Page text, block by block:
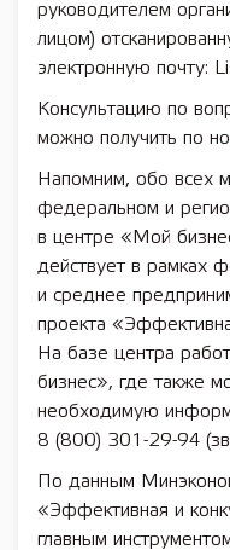
руководителем
лицом)
электронную почту:
Консультацию по
можно получить по
Напомним, обо всех
федеральном и
в центре «Мой
действует в рамках
и среднее
проекта
На базе центра
бизнес», где также
необходимую
8 (800) 301-29-94
По данным
«Эффективная и
главным